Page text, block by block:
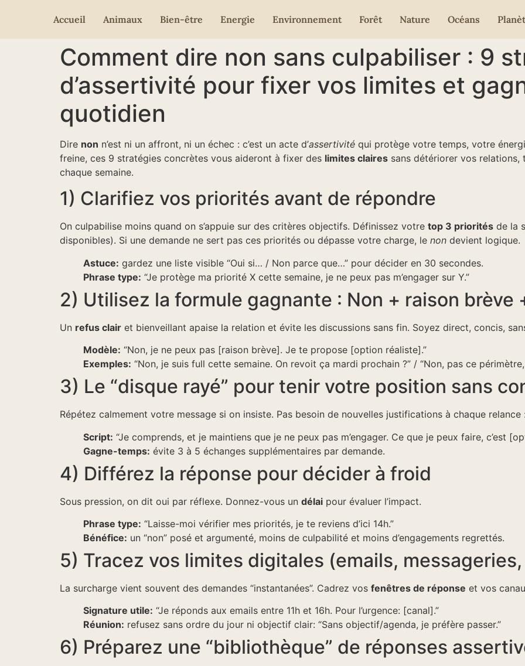
Accueil Animaux Bien-être Energie Environnement Forêt Nature Océans
Comment dire non sans culpabiliser : 9
d’assertivité pour fixer vos limites et
quotidien
Dire non n’est ni un affront, ni un échec : c’est un acte d’assertivité qui protège votre temps, votre
freine, ces 9 stratégies concrètes vous aideront à fixer des limites claires sans détériorer vos relations,
chaque semaine.
1) Clarifiez vos priorités avant de répondre
On culpabilise moins quand on s’appuie sur des critères objectifs. Définissez votre top 3 priorités de la
disponibles). Si une demande ne sert pas ces priorités ou dépasse votre charge, le non devient logique.
Astuce: gardez une liste visible “Oui si… / Non parce que…” pour décider en 30 secondes.
Phrase type: “Je protège ma priorité X cette semaine, je ne peux pas m’engager sur Y.”
2) Utilisez la formule gagnante : Non + raison brève
Un refus clair et bienveillant apaise la relation et évite les discussions sans fin. Soyez direct, concis,
Modèle: “Non, je ne peux pas [raison brève]. Je te propose [option réaliste].”
Exemples: “Non, je suis full cette semaine. On revoit ça mardi prochain ?” / “Non, pas ce
3) Le “disque rayé” pour tenir votre position sans
Répétez calmement votre message si on insiste. Pas besoin de nouvelles justifications à chaque
Script: “Je comprends, et je maintiens que je ne peux pas m’engager. Ce que je peux faire, c’est
Gagne-temps: évite 3 à 5 échanges supplémentaires par demande.
4) Différez la réponse pour décider à froid
Sous pression, on dit oui par réflexe. Donnez-vous un délai pour évaluer l’impact.
Phrase type: “Laisse-moi vérifier mes priorités, je te reviens d’ici 14h.”
Bénéfice: un “non” posé et argumenté, moins de culpabilité et moins d’engagements regrettés.
5) Tracez vos limites digitales (emails,
La surcharge vient souvent des demandes “instantanées”. Cadrez vos fenêtres de réponse et vos
Signature utile: “Je réponds aux emails entre 11h et 16h. Pour l’urgence: [canal].”
Réunion: refusez sans ordre du jour ni objectif clair: “Sans objectif/agenda, je préfère passer.”
6) Préparez une “bibliothèque” de réponses